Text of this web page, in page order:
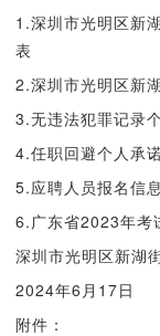
1.深圳市光明区新
表
2.深圳市光明区新
3.无违法犯罪记录
4.任职回避个人承
5.应聘人员报名信
6.广东省2023年考
深圳市光明区新湖
2024年6月17日
附件：